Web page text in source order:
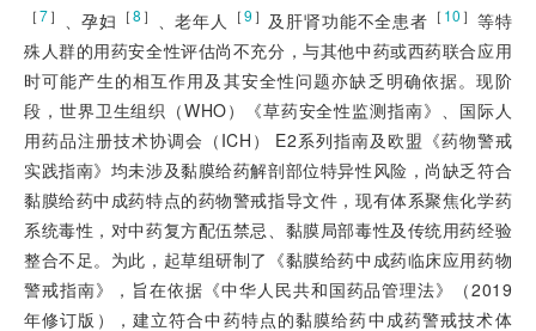
［7］ 、孕妇 ［8 ］ 、老年人 ［9 ］ 及肝肾功能不全患者 ［ 10 ］ 等特
殊人群的用药安全性评估尚不充分，与其他中药或西药联合应用
时可能产生的相互作用及其安全性问题亦缺乏明确依据。现阶
段，世界卫生组织（WHO）《草药安全性监测指南》、国际人
用药品注册技术协调会（ICH） E2系列指南及欧盟《药物警戒
实践指南》均未涉及黏膜给药解剖部位特异性风险，尚缺乏符合
黏膜给药中成药特点的药物警戒指导文件，现有体系聚焦化学药
系统毒性，对中药复方配伍禁忌、黏膜局部毒性及传统用药经验
整合不足。为此，起草组研制了《黏膜给药中成药临床应用药物
警戒指南》，旨在依据《中华人民共和国药品管理法》（2019
年修订版），建立符合中药特点的黏膜给药中成药警戒技术体